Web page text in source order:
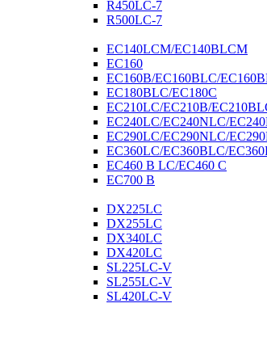
R450LC-7
R500LC-7
EC140LCM/EC140BLCM
EC160
EC160B/EC160BLC/
EC180BLC/EC180C
EC210LC/EC210B/
EC240LC/EC240NLC/
EC290LC/EC290NLC/
EC360LC/EC360BLC/
EC460 B LC/EC460 C
EC700 B
DX225LC
DX255LC
DX340LC
DX420LC
SL225LC-V
SL255LC-V
SL420LC-V